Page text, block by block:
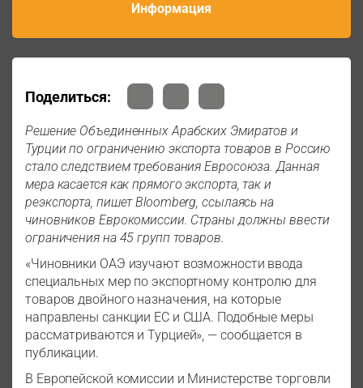
Информация
Поделиться:
Решение Объединенных Арабских Эмиратов и
Турции по ограничению экспорта товаров в Россию
стало следствием требования Евросоюза. Данная
мера касается как прямого экспорта, так и
реэкспорта, пишет Bloomberg, ссылаясь на
чиновников Еврокомиссии. Страны должны ввести
ограничения на 45 групп товаров.
«Чиновники ОАЭ изучают возможности ввода
специальных мер по экспортному контролю для
товаров двойного назначения, на которые
направлены санкции ЕС и США. Подобные меры
рассматриваются и Турцией», — сообщается в
публикации.
В Европейской комиссии и Министерстве торговли